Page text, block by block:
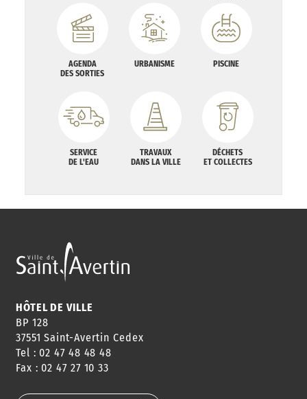
AGENDA
DES SORTIES
URBANISME PISCINE
SERVICE
DE L'EAU
TRAVAUX
DANS LA VILLE
DÉCHETS
ET COLLECTES
HÔTEL DE VILLE
BP 128
37551 Saint-Avertin Cedex
Tel : 02 47 48 48 48
Fax : 02 47 27 10 33